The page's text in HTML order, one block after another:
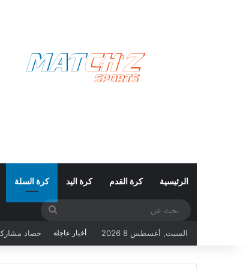
الرئيسية كرة القدم كرة اليد كرة السلة
عن
السبت, أغسطس 8 2026 أخبار عاجلة